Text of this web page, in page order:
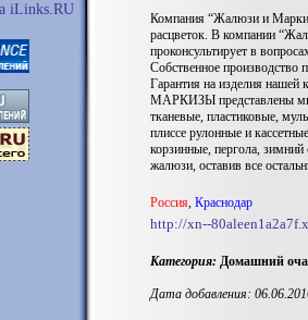
iLinks.RU
Компания “Жалюзи и
расцветок. В компании
проконсультирует в
Собственное производство
Гарантия на изделия
МАРКИЗЫ представлены
тканевые, пластиковые,
плиссе рулонные и
корзинные, пергола,
жалюзи, оставив все
Россия, Краснодар
http://xn--
Категория: Домашний
Дата добавления: